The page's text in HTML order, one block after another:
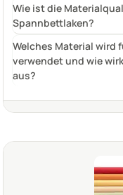
Wie ist die
Spannbettlaken?
Welches Material wird
verwendet und wie
aus?